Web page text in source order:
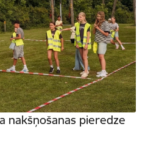
nakšņošanas pieredze